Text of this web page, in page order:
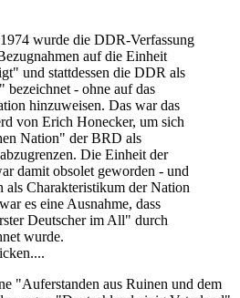
wurde die DDR-Verfassung
auf die Einheit
und stattdessen die DDR als
bezeichnet - ohne auf das
hinzuweisen. Das war das
von Erich Honecker, um sich
Nation" der BRD als
Die Einheit der
damit obsolet geworden - und
als Charakteristikum der Nation
es eine Ausnahme, dass
Deutscher im All" durch
wurde.
"Auferstanden aus Ruinen und dem